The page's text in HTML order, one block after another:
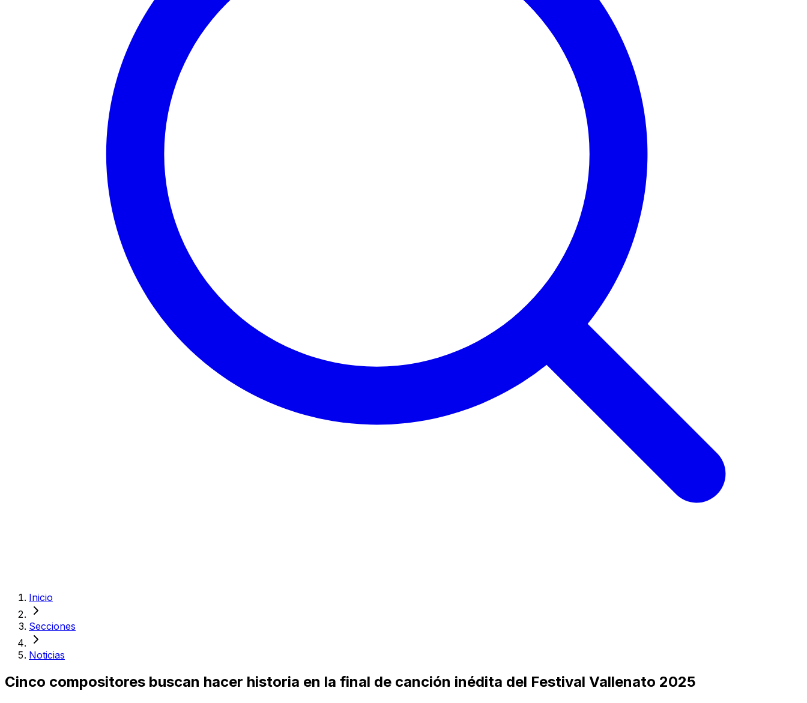
Inicio
Secciones
Noticias
Cinco compositores buscan hacer historia en la final de canción inédita del Festival Vallenato 2025